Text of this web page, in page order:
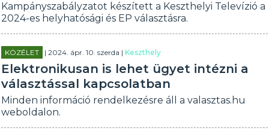
Kampányszabályzatot készített a Keszthelyi Televízió a
2024-es helyhatósági és EP választásra.
KÖZÉLET | 2024. ápr. 10. szerda |Keszthely
Elektronikusan is lehet ügyet intézni a
választással kapcsolatban
Minden információ rendelkezésre áll a valasztas.hu
weboldalon.